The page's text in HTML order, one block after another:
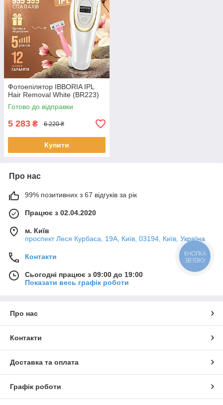
Фотоепілятор IBBORIA IPL
Hair Removal White (BR223)
Готово до відправки
5 283 ₴ 6 220 ₴
Купити
Про нас
99% позитивних з 67 відгуків за рік
Працює з 02.04.2020
м. Київ
проспект Леся Курбаса, 19А, Київ, 03194, Київ, Україна
Контакти
Сьогодні працює з 09:00 до 19:00
Показати весь графік роботи
Про нас
Контакти
Доставка та оплата
Графік роботи
КНОПКА
ЗВ'ЯЗКУ